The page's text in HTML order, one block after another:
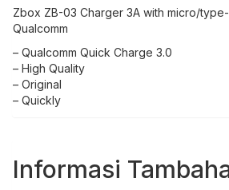
Zbox ZB-03 Charger 3A with micro/
Qualcomm
– Qualcomm Quick Charge 3.0
– High Quality
– Original
– Quickly
Informasi